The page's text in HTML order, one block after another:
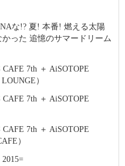
な!? 夏! 本番! 燃える太陽
った 追憶のサマードリーム
7th ＋ AiSOTOPE
）
7th ＋ AiSOTOPE
7th ＋ AiSOTOPE
）